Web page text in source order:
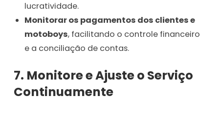
lucratividade.
Monitorar os pagamentos dos clientes e
motoboys, facilitando o controle financeiro
e a conciliação de contas.
7. Monitore e Ajuste o Serviço
Continuamente